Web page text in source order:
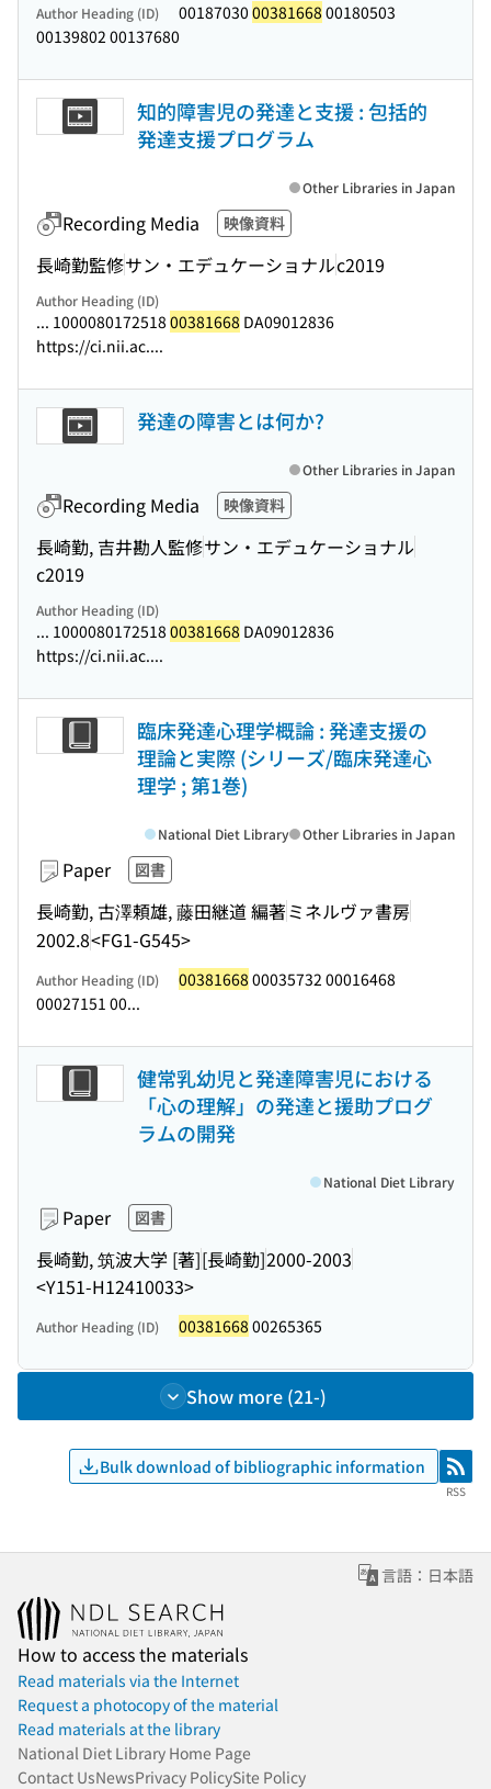
Author Heading (ID) 00187030 00381668 00180503
00139802 00137680
知的障害児の発達と支援 : 包括的
発達支援プログラム
Recording Media 映像資料
長崎勤監修サン・エデュケーショナルc2019
Other Libraries in Japan
Author Heading (ID)
... 1000080172518 00381668 DA09012836
https://ci.nii.ac....
発達の障害とは何か?
Recording Media 映像資料
長崎勤, 吉井勘人監修サン・エデュケーショナル
c2019
Other Libraries in Japan
Author Heading (ID)
... 1000080172518 00381668 DA09012836
https://ci.nii.ac....
臨床発達心理学概論 : 発達支援の
理論と実際 (シリーズ/臨床発達心
理学 ; 第1巻)
Paper 図書
長崎勤, 古澤頼雄, 藤田継道 編著ミネルヴァ書房
2002.8<FG1-G545>
National Diet Library Other Libraries in Japan
Author Heading (ID) 00381668 00035732 00016468
00027151 00...
健常乳幼児と発達障害児における
「心の理解」の発達と援助プログ
ラムの開発
Paper 図書
長崎勤, 筑波大学 [著][長崎勤]2000-2003
<Y151-H12410033>
National Diet Library
Author Heading (ID) 00381668 00265365
Show more (21-)
Bulk download of bibliographic information RSS
RSS
言語：日本語
How to access the materials
Read materials via the Internet
Request a photocopy of the material
Read materials at the library
National Diet Library Home Page
Contact UsNewsPrivacy PolicySite Policy